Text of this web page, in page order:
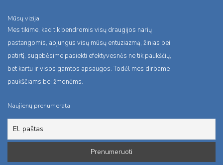
Mūsų vizija
Mes tikime, kad tik bendromis visų draugijos narių
pastangomis, apjungus visų mūsų entuziazmą, žinias bei
patirtį, sugebėsime pasiekti efektyvesnės ne tik paukščių,
bet kartu ir visos gamtos apsaugos. Todėl mes dirbame
paukščiams bei žmonėms.
Naujienų prenumerata